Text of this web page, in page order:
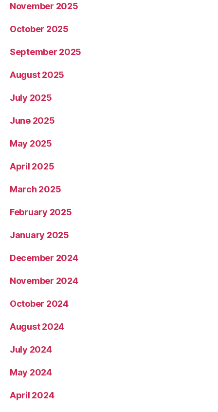
November 2025
October 2025
September 2025
August 2025
July 2025
June 2025
May 2025
April 2025
March 2025
February 2025
January 2025
December 2024
November 2024
October 2024
August 2024
July 2024
May 2024
April 2024